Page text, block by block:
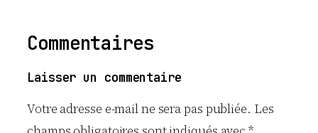
Commentaires
Laisser un commentaire
Votre adresse e-mail ne sera pas publiée. Les